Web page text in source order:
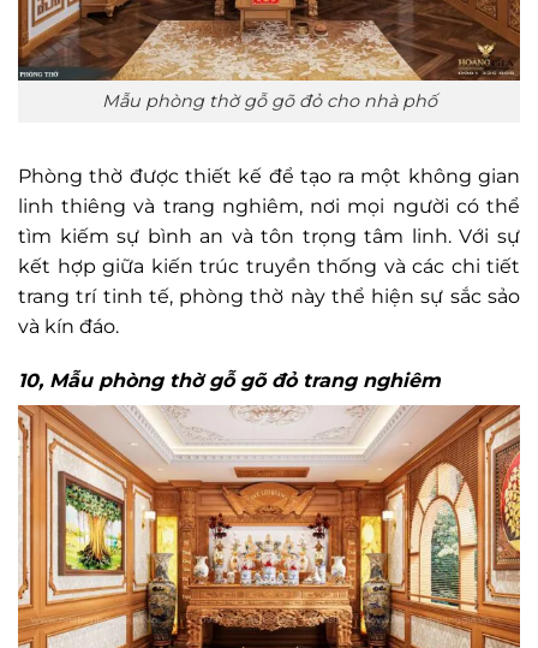
Mẫu phòng thờ gỗ gõ đỏ cho nhà phố
Phòng thờ được thiết kế để tạo ra một không gian
linh thiêng và trang nghiêm, nơi mọi người có thể
tìm kiếm sự bình an và tôn trọng tâm linh. Với sự
kết hợp giữa kiến trúc truyền thống và các chi tiết
trang trí tinh tế, phòng thờ này thể hiện sự sắc sảo
và kín đáo.
10, Mẫu phòng thờ gỗ gõ đỏ trang nghiêm